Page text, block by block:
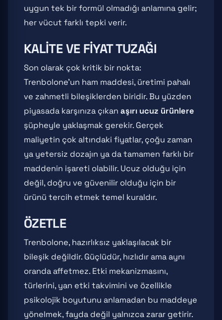
uygun tek bir formül olmadığı anlamına gelir;
her vücut farklı tepki verir.
KALITE VE FIYAT TUZAĞI
Son olarak çok kritik bir nokta:
Trenbolone'un ham maddesi, üretimi pahalı
ve zahmetli bileşiklerden biridir. Bu yüzden
piyasada karşınıza çıkan aşırı ucuz ürünlere
şüpheyle yaklaşmak gerekir. Gerçek
maliyetin çok altındaki fiyatlar, çoğu zaman
ya yetersiz dozajın ya da tamamen farklı bir
maddenin işareti olabilir. Ucuz olduğu için
değil, doğru ve güvenilir olduğu için bir
ürünü tercih etmek temel kuraldır.
ÖZETLE
Trenbolone, hazırlıksız yaklaşılacak bir
bileşik değildir. Güçlüdür, hızlıdır ama aynı
oranda affetmez. Etki mekanizmasını,
türlerini, yan etki takvimini ve özellikle
psikolojik boyutunu anlamadan bu maddeye
yönelmek, fayda değil yalnızca zarar getirir.